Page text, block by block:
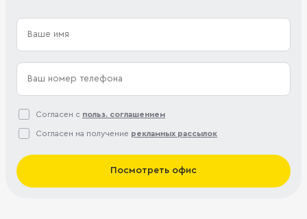
Согласен с польз. соглашением
Согласен на получение рекламных рассылок
Посмотреть офис